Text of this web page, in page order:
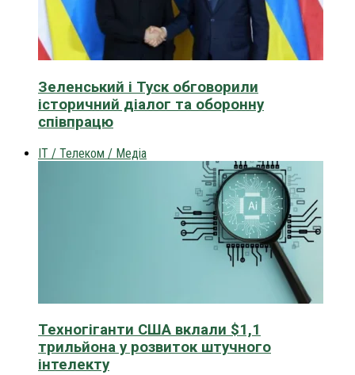
Зеленський і Туск обговорили
історичний діалог та оборонну
співпрацю
IT / Телеком / Медіа
Техногіганти США вклали $1,1
трильйона у розвиток штучного
інтелекту